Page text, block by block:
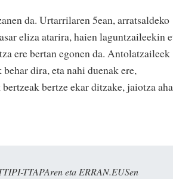
da. Urtarrilaren 5ean, arratsaldeko
eliza atarira, haien laguntzaileekin
ere bertan egonen da. Antolatzaileek
dira, eta nahi duenak ere,
bertze ekar ditzake, jaiotza
TTAPAren eta ERRAN.EUSen